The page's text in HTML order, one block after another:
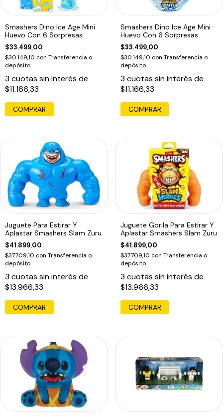
Smashers Dino Ice Age Mini
Huevo Con 6 Sorpresas
$33.499,00
$30.149,10 con Transferencia o
depósito
3 cuotas sin interés de
$11.166,33
Smashers Dino Ice Age Mini
Huevo Con 6 Sorpresas
$33.499,00
$30.149,10 con Transferencia o
depósito
3 cuotas sin interés de
$11.166,33
COMPRAR
Juguete Para Estirar Y
Aplastar Smashers Slam Zuru
$41.899,00
$37.709,10 con Transferencia o
depósito
3 cuotas sin interés de
$13.966,33
Juguete Gorila Para Estirar Y
Aplastar Smashers Slam Zuru
$41.899,00
$37.709,10 con Transferencia o
depósito
3 cuotas sin interés de
$13.966,33